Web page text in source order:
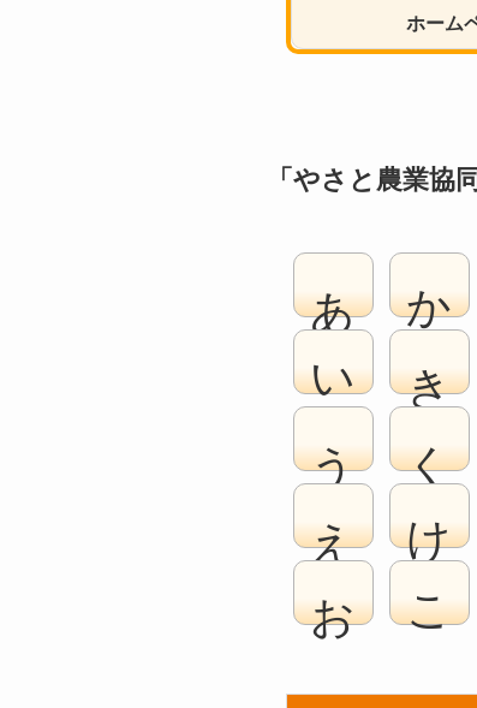
ホーム
「やさと農業協
あ
い
う
え
お
か
き
く
け
こ